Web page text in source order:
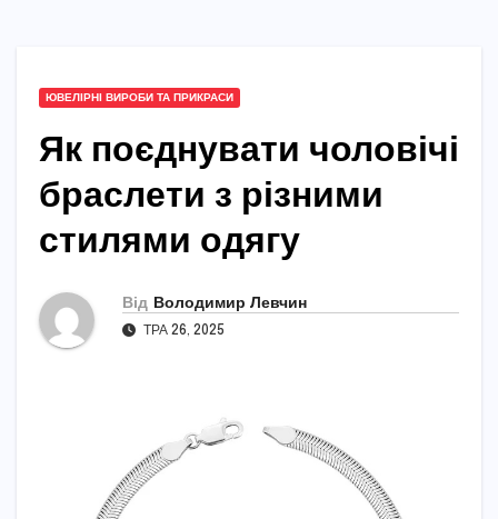
ЮВЕЛІРНІ ВИРОБИ ТА ПРИКРАСИ
Як поєднувати чоловічі
браслети з різними
стилями одягу
Від Володимир Левчин
ТРА 26, 2025